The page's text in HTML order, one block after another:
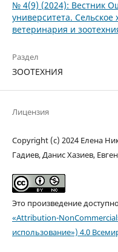
№ 4(9) (2024): Вестник
университета. Сельское
ветеринария и
Раздел
ЗООТЕХНИЯ
Лицензия
Copyright (c) 2024 Елена
Гадиев, Данис Хазиев,
Это произведение
«Attribution-
использование») 4.0